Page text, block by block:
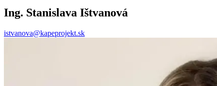
Ing. Stanislava Ištvanová
istvanova@kapeprojekt.sk